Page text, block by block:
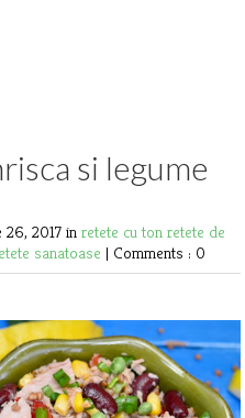
si legume
26, 2017 in retete cu ton retete de
sanatoase | Comments : 0